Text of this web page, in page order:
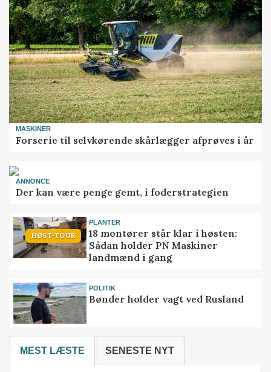
MASKINER
Forserie til selvkørende skårlægger afprøves i år
ANNONCE
Der kan være penge gemt, i foderstrategien
HØST-TOUR
PLANTER
18 montører står klar i høsten:
Sådan holder PN Maskiner
landmænd i gang
POLITIK
Bønder holder vagt ved Rusland
MEST LÆSTE SENESTE NYT